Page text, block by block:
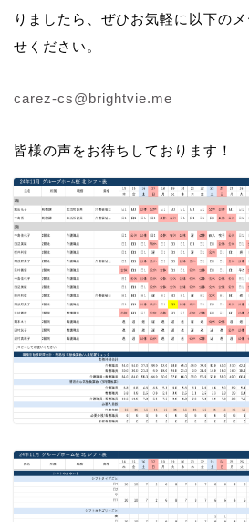
りましたら、ぜひお気軽に以下の
せください。
carez-cs@brightvie.me
皆様の声をお待ちしております！